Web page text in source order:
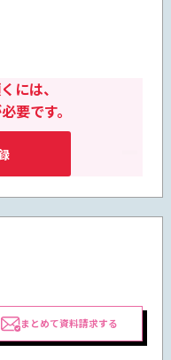
には、
要です。
まとめて資料請求する